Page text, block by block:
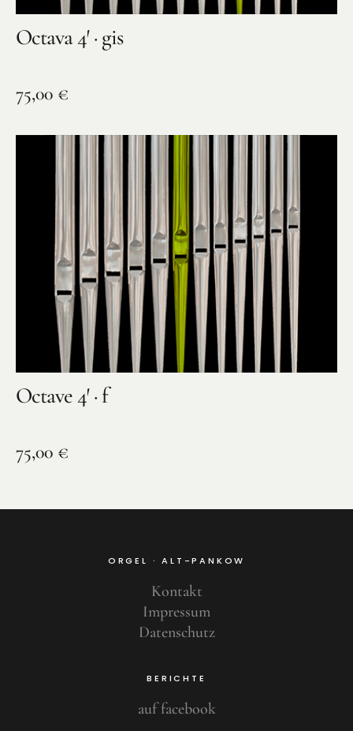
Octava 4′ · gis
75,00 €
Octave 4′ · f
75,00 €
ORGEL · ALT-PANKOW
Kontakt
Impressum
Datenschutz
BERICHTE
auf facebook